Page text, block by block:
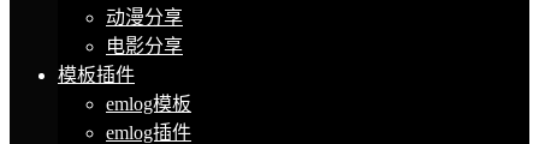
动漫分享
电影分享
模板插件
emlog模板
emlog插件